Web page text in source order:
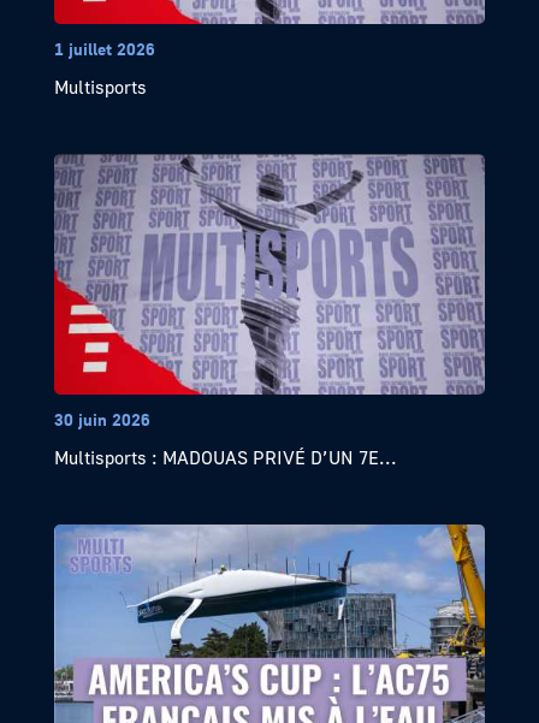
1 juillet 2026
Multisports
30 juin 2026
Multisports : MADOUAS PRIVÉ D’UN 7E...